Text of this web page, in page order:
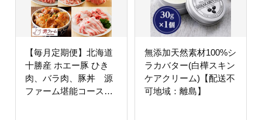
【毎月定期便】北海道
十勝産 ホエー豚 ひき
肉、バラ肉、豚丼 源
ファーム堪能コース
無添加天然素材100%シ
ラカバター(白樺スキン
ケアクリーム)【配送不
可地域：離島】